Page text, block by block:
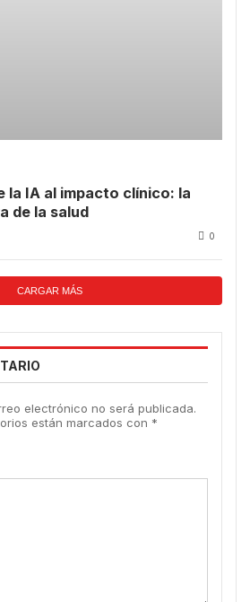
la IA al impacto clínico: la
de la salud
0
CARGAR MÁS
electrónico no será publicada.
están marcados con *